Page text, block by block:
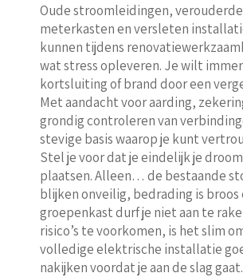
Oude stroomleidingen, verouderde
meterkasten en versleten
kunnen tijdens
wat stress opleveren. Je wilt
kortsluiting of brand door een
Met aandacht voor aarding,
grondig controleren van
stevige basis waarop je kunt
Stel je voor dat je eindelijk je
plaatsen. Alleen… de bestaande
blijken onveilig, bedrading is broos
groepenkast durf je niet aan te
risico’s te voorkomen, is het slim
volledige elektrische installatie
nakijken voordat je aan de slag gaat.